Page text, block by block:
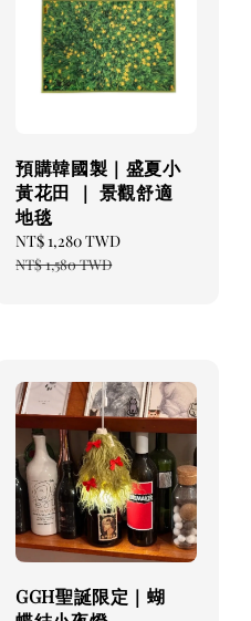
預購韓國製｜盛夏小
黃花田 ｜ 景觀舒適
地毯
Sale
price
NT$ 1,280 TWD
NT$ 1,580 TWD
GGH聖誕限定｜蝴